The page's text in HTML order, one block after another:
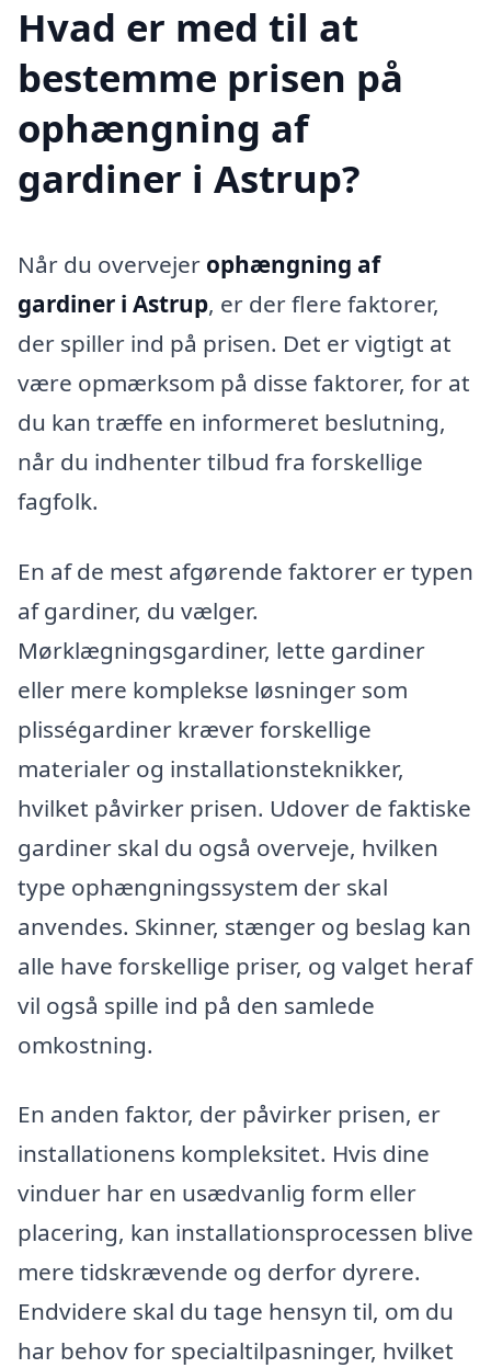
Hvad er med til at
bestemme prisen på
ophængning af
gardiner i Astrup?
Når du overvejer ophængning af
gardiner i Astrup, er der flere faktorer,
der spiller ind på prisen. Det er vigtigt at
være opmærksom på disse faktorer, for at
du kan træffe en informeret beslutning,
når du indhenter tilbud fra forskellige
fagfolk.
En af de mest afgørende faktorer er typen
af gardiner, du vælger.
Mørklægningsgardiner, lette gardiner
eller mere komplekse løsninger som
plisségardiner kræver forskellige
materialer og installationsteknikker,
hvilket påvirker prisen. Udover de faktiske
gardiner skal du også overveje, hvilken
type ophængningssystem der skal
anvendes. Skinner, stænger og beslag kan
alle have forskellige priser, og valget heraf
vil også spille ind på den samlede
omkostning.
En anden faktor, der påvirker prisen, er
installationens kompleksitet. Hvis dine
vinduer har en usædvanlig form eller
placering, kan installationsprocessen blive
mere tidskrævende og derfor dyrere.
Endvidere skal du tage hensyn til, om du
har behov for specialtilpasninger, hvilket